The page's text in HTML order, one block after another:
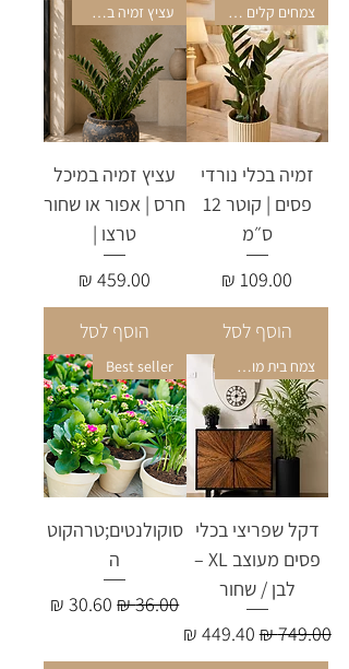
צמחים קלים לגידול
זמיה בכלי נורדי
פסים | קוטר 12
ס״מ
מחיר
הוסף לסל
עציץ זמיה במיכל חרס
עציץ זמיה במיכל
חרס | אפור או שחור
טרצו |
מחיר
הוסף לסל
צמח בית מושלם
דקל שפריצי בכלי
פסים מעוצב XL –
לבן / שחור
מחיר רגיל‏749.00 ‏₪ מחיר מבצע
Best seller
סוקולנטים;טרהקוט
ה
מחיר רגיל‏36.00 ‏₪ מחיר מבצע